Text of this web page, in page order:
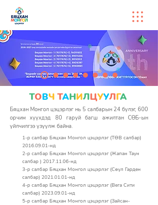
ТОВЧ ТАНИЛЦУУЛГА
Бяцхан Монгол цэцэрлэг нь 5 салбарын 24 бүлэг, 600
орчим хүүхдэд 80 гаруй багш ажилтан СӨБ-ын
үйлчилгээ үзүүлж байна.
1-р салбар Бяцхан Монгол цэцэрлэг (ТӨВ салбар)
2016.09.01-нд
2-р салбар Бяцхан Монгол цэцэрлэг (Жапан Таун
салбар ) 2017.11.06-нд
3-р салбар Бяцхан Монгол цэцэрлэг (Сөүл Гарден
салбар) 2021.01.01-нд
4-р салбар Бяцхан Монгол цэцэрлэг (Вега Сити
салбар) 2023.09.01-нд
5-р салбар Бяцхан Монгол цэцэрлэг (Зайсан-